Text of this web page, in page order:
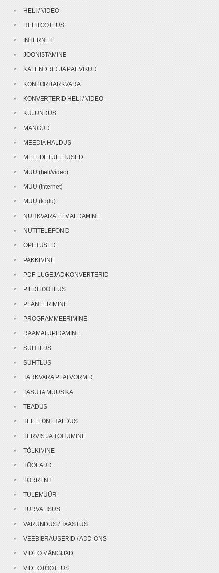
HELI / VIDEO
HELITÖÖTLUS
INTERNET
JOONISTAMINE
KALENDRID JA PÄEVIKUD
KONTORITARKVARA
KONVERTERID HELI / VIDEO
KUJUNDUS
MÄNGUD
MEEDIA HALDUS
MEELDETULETUSED
MUU (heli/video)
MUU (internet)
MUU (kodu)
NUHKVARA EEMALDAMINE
NUTITELEFONID
ÕPETUSED
PAKKIMINE
PDF-LUGEJAD/KONVERTERID
PILDITÖÖTLUS
PLANEERIMINE
PROGRAMMEERIMINE
RAAMATUPIDAMINE
SUHTLUS
SUHTLUS
TARKVARA PLATVORMID
TASUTA MUUSIKA
TEADUS
TELEFONI HALDUS
TERVIS JA TOITUMINE
TÕLKIMINE
TÖÖLAUD
TORRENT
TULEMÜÜR
TURVALISUS
VARUNDUS / TAASTUS
VEEBIBRAUSERID / ADD-ONS
VIDEO MÄNGIJAD
VIDEOTÖÖTLUS